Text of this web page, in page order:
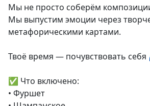
Мы не просто соберём
Мы выпустим эмоции через
метафорическими картами.
Твоё время — почувствовать
✅ Что включено:
• Фуршет